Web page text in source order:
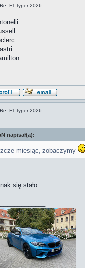
Re: F1 typer 2026
Re: F1 typer 2026
napisał(a):
miesiąc, zobaczymy
się stało